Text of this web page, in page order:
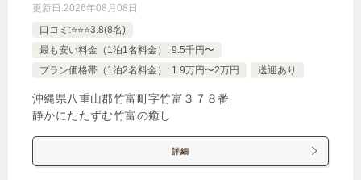
至れり尽くせり！！プラン【朝夕食付き】
ツイン 🍴朝食・夕食 IN15:00- OUT
禁煙ルーム
更新日:2026年08月08日
口コミ:⭐️⭐️⭐️3.8(8名)
最も安い料金（1泊1名料金）: 9.5千円〜
プラン価格帯（1泊2名料金）: 1.9万円〜2万円
送迎あり
沖縄県八重山郡竹富町字竹富３７８番
静かにたたずむ竹富の癒し
詳細